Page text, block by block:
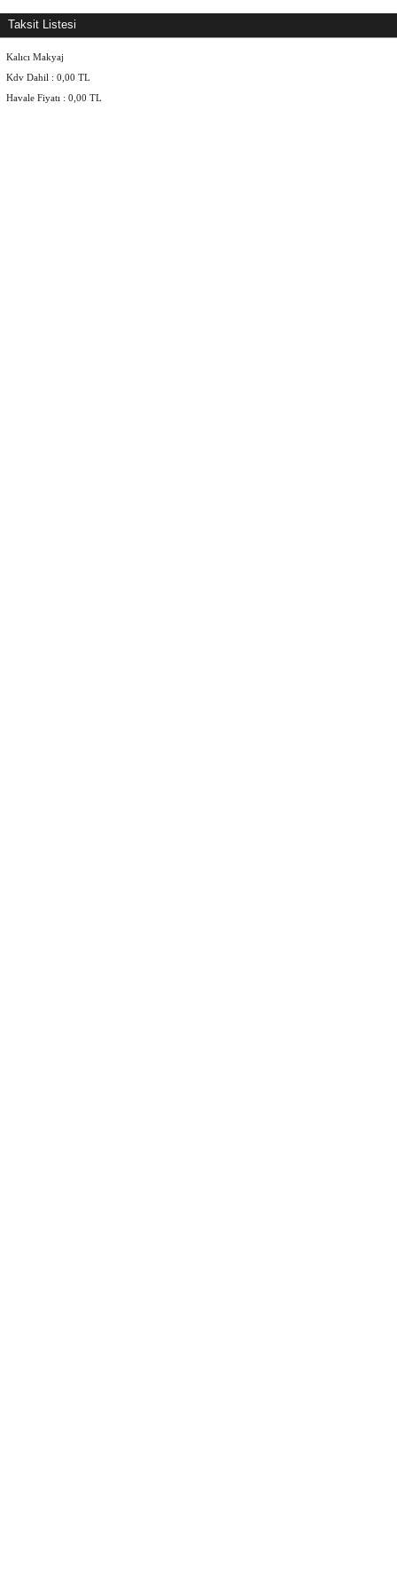
Taksit Listesi
Kalıcı Makyaj
Kdv Dahil : 0,00 TL
Havale Fiyatı : 0,00 TL